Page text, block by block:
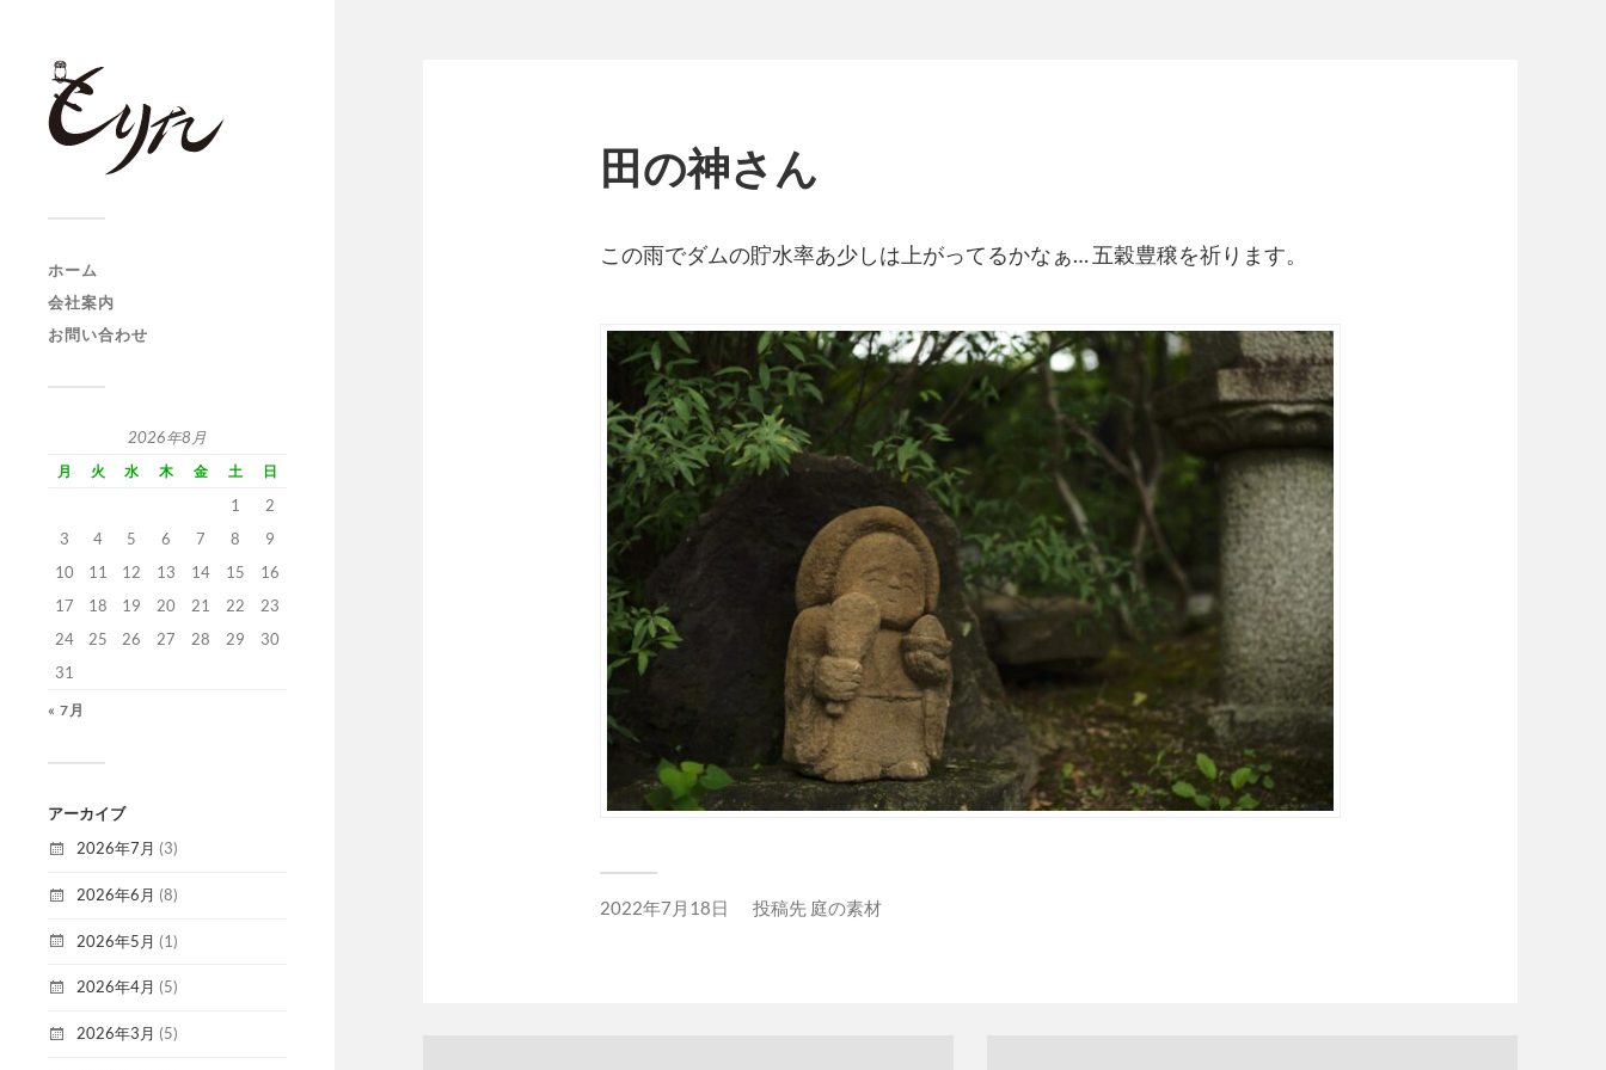
ホーム
会社案内
お問い合わせ
2026年8月
月 火 水 木 金 土 日
1
2
3
4 5 6 7 8
9
10
11 12 13 14 15
16
17
18 19 20 21 22
23
24
25 26 27 28 29
30
31
« 7月
アーカイブ
2026年7月 (3)
2026年6月 (8)
2026年5月 (1)
2026年4月 (5)
2026年3月 (5)
田の神さん
この雨でダムの貯水率あ少しは上がってるかなぁ… 五穀豊穣を祈ります。
2022年7月18日 投稿先 庭の素材